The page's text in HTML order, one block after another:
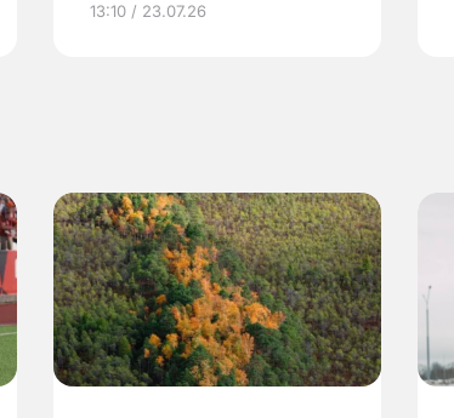
по ОМС!
13:10 / 23.07.26